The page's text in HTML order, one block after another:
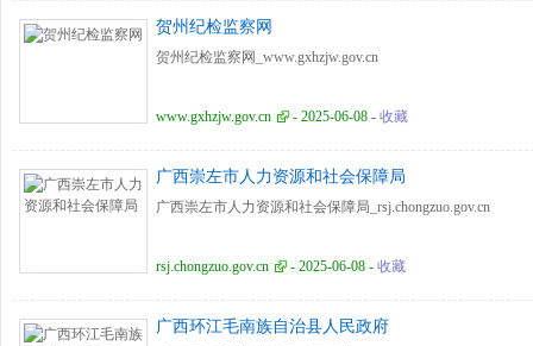
贺州纪检监察网
贺州纪检监察网_www.gxhzjw.gov.cn
www.gxhzjw.gov.cn - 2025-06-08 - 收藏
广西崇左市人力资源和社会保障局
广西崇左市人力资源和社会保障局_rsj.chongzuo.gov.cn
rsj.chongzuo.gov.cn - 2025-06-08 - 收藏
广西环江毛南族自治县人民政府